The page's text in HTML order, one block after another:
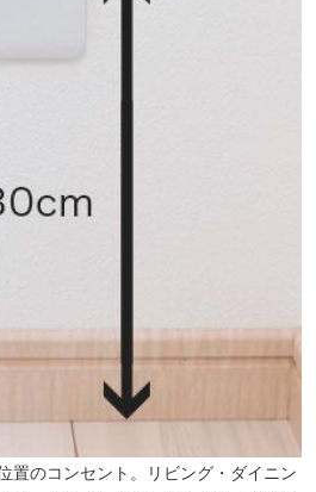
置のコンセント。リビング・ダイニン